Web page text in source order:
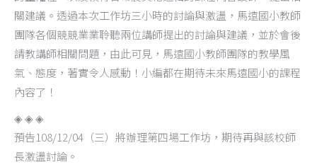
關建議。透過本次工作坊三小時的討論與激盪，馬遠國小教師
團隊各個競競業業聆聽兩位講師提出的討論與建議，並於會後
請教講師相關問題，由此可見，馬遠國小教師團隊的教學風
氣、態度，著實令人感動！小編都在期待未來馬遠國小的課程
內容了！
◈ ◈ ◈
預告108/12/04（三）將辦理第四場工作坊，期待再與該校師
長激盪討論。